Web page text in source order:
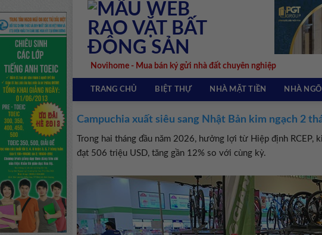
Skip
content
Novihome - Mua bán ký gửi nhà đất chuyên nghiệp
TRANG CHỦ BIỆT THỰ NHÀ MẶT TIỀN NHÀ
Campuchia xuất siêu sang Nhật Bản kim ngạch 2
Trong hai tháng đầu năm 2026, hưởng lợi từ Hiệp định RCEP,
đạt 506 triệu USD, tăng gần 12% so với cùng kỳ.